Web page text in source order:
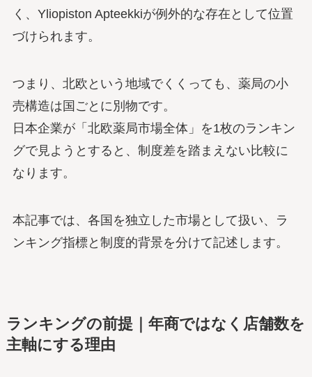
く、Yliopiston Apteekkiが例外的な存在として位置
づけられます。
つまり、北欧という地域でくくっても、薬局の小
売構造は国ごとに別物です。
日本企業が「北欧薬局市場全体」を1枚のランキン
グで見ようとすると、制度差を踏まえない比較に
なります。
本記事では、各国を独立した市場として扱い、ラ
ンキング指標と制度的背景を分けて記述します。
ランキングの前提｜年商ではなく店舗数を
主軸にする理由